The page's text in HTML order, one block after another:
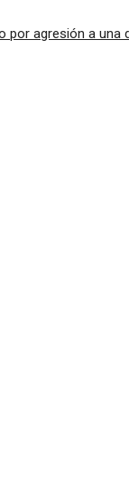
por agresión a una